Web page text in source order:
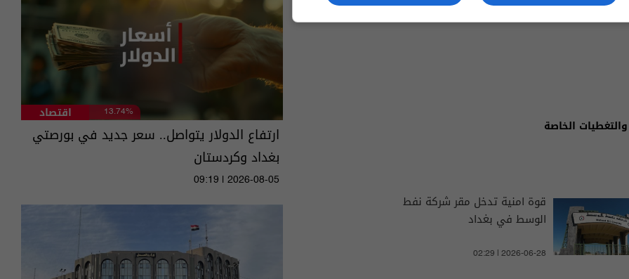
الخاصة
قوة امنية تدخل مقر شركة نفط
الوسط في بغداد
02:29 | 2026-06-28
اقتصاد 13.74%
ارتفاع الدولار يتواصل.. سعر جديد في بورصتي
بغداد وكردستان
09:19 | 2026-08-05